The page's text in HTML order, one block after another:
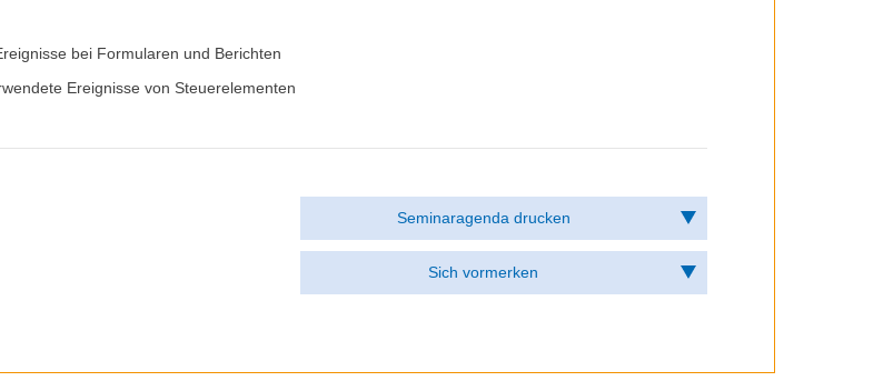
bei Formularen und Berichten
Ereignisse von Steuerelementen